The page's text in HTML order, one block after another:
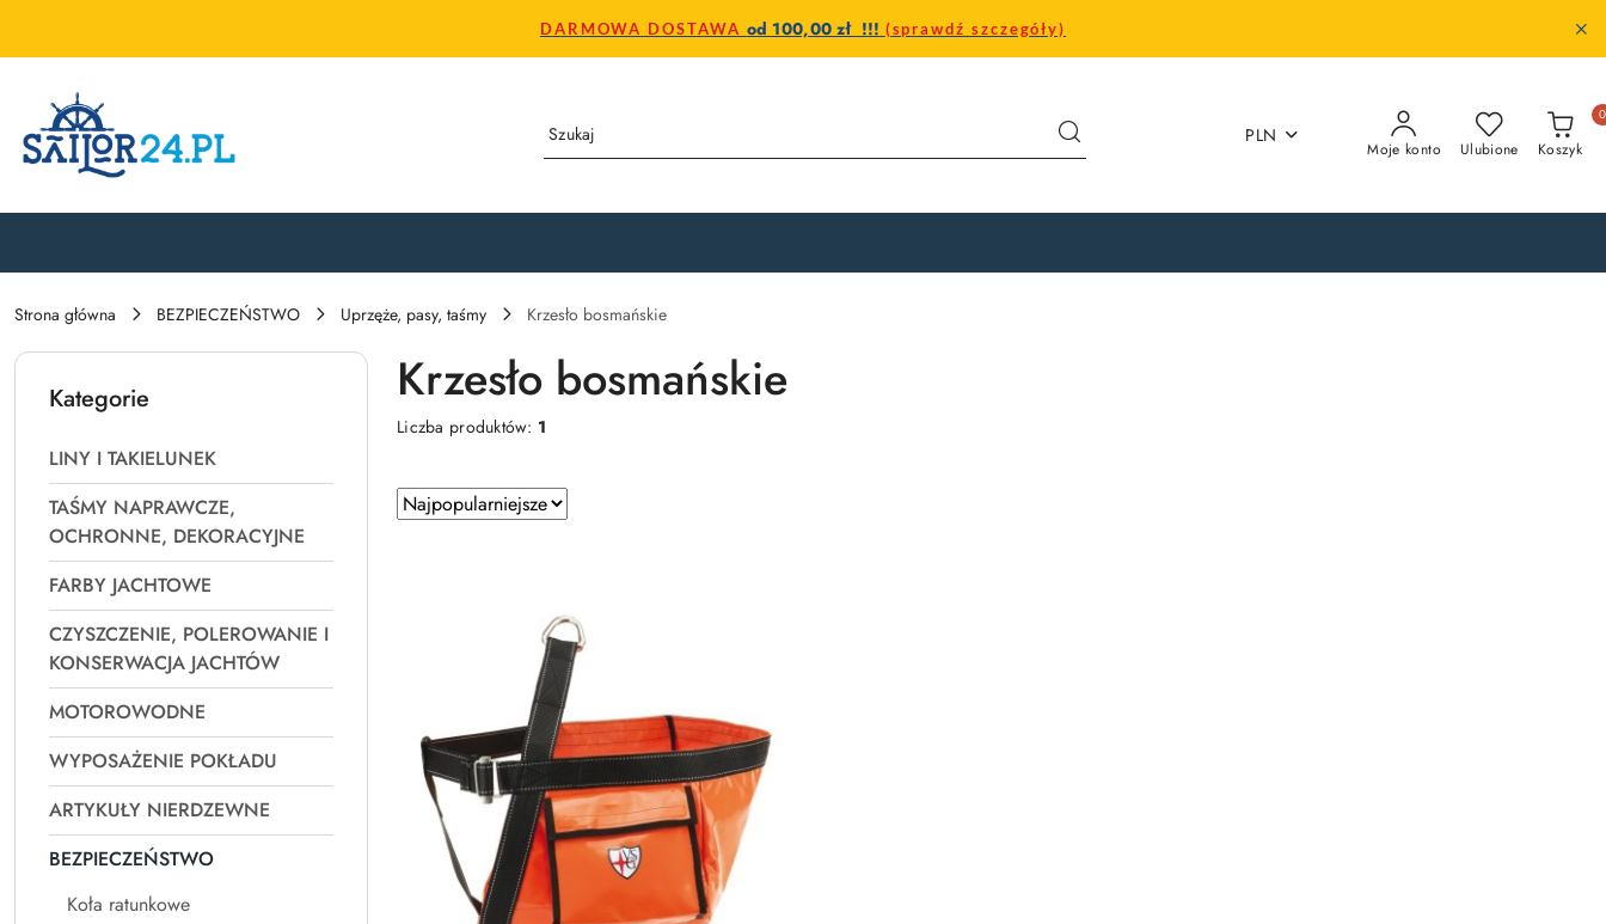
DARMOWA DOSTAWA od 100,00 zł !!! (sprawdź szczegóły)
PLN
Moje konto Ulubione Koszyk
0
Strona główna BEZPIECZEŃSTWO Uprzęże, pasy, taśmy Krzesło bosmańskie
Kategorie
LINY I TAKIELUNEK
TAŚMY NAPRAWCZE,
OCHRONNE, DEKORACYJNE
FARBY JACHTOWE
CZYSZCZENIE, POLEROWANIE I
KONSERWACJA JACHTÓW
MOTOROWODNE
WYPOSAŻENIE POKŁADU
ARTYKUŁY NIERDZEWNE
BEZPIECZEŃSTWO
Koła ratunkowe
Krzesło bosmańskie
Liczba produktów: 1
Zastosowano
sortowanie:
Sortuj
według